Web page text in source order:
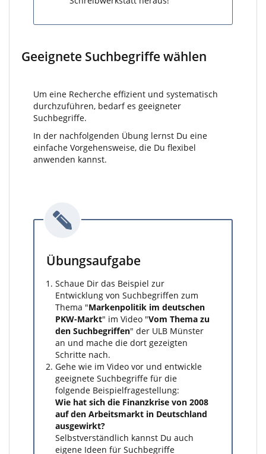
Geeignete Suchbegriffe wählen
Um eine Recherche effizient und systematisch
durchzuführen, bedarf es geeigneter
Suchbegriffe.
In der nachfolgenden Übung lernst Du eine
einfache Vorgehensweise, die Du flexibel
anwenden kannst.
Übungsaufgabe
Schaue Dir das Beispiel zur
Entwicklung von Suchbegriffen zum
Thema "Markenpolitik im deutschen
PKW-Markt" im Video "Vom Thema zu
den Suchbegriffen" der ULB Münster
an und mache die dort gezeigten
Schritte nach.
Gehe wie im Video vor und entwickle
geeignete Suchbegriffe für die
folgende Beispielfragestellung:
Wie hat sich die Finanzkrise von 2008
auf den Arbeitsmarkt in Deutschland
ausgewirkt?
Selbstverständlich kannst Du auch
eigene Ideen für Suchbegriffe